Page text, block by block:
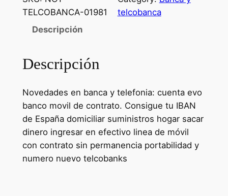
TELCOBANCA-01981
telcobanca
Descripción
Descripción
Novedades en banca y telefonia: cuenta evo
banco movil de contrato. Consigue tu IBAN
de España domiciliar suministros hogar sacar
dinero ingresar en efectivo linea de móvil
con contrato sin permanencia portabilidad y
numero nuevo telcobanks